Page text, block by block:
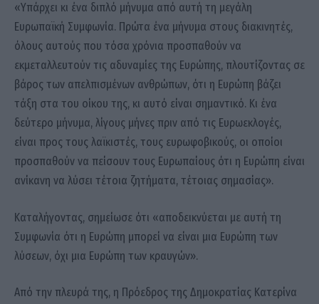
«Υπάρχει κι ένα διπλό μήνυμα από αυτή τη μεγάλη
Ευρωπαϊκή Συμφωνία. Πρώτα ένα μήνυμα στους διακινητές,
όλους αυτούς που τόσα χρόνια προσπαθούν να
εκμεταλλευτούν τις αδυναμίες της Ευρώπης, πλουτίζοντας σε
βάρος των απελπισμένων ανθρώπων, ότι η Ευρώπη βάζει
τάξη στα του οίκου της, κι αυτό είναι σημαντικό. Κι ένα
δεύτερο μήνυμα, λίγους μήνες πριν από τις Ευρωεκλογές,
είναι προς τους λαϊκιστές, τους ευρωφοβικούς, οι οποίοι
προσπαθούν να πείσουν τους Ευρωπαίους ότι η Ευρώπη είναι
ανίκανη να λύσει τέτοια ζητήματα, τέτοιας σημασίας».
Καταλήγοντας, σημείωσε ότι «αποδεικνύεται με αυτή τη
Συμφωνία ότι η Ευρώπη μπορεί να είναι μια Ευρώπη των
λύσεων, όχι μια Ευρώπη των κραυγών».
Από την πλευρά της, η Πρόεδρος της Δημοκρατίας Κατερίνα